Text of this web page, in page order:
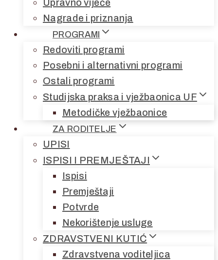
Upravno vijeće
Nagrade i priznanja
PROGRAMI
Redoviti programi
Posebni i alternativni programi
Ostali programi
Studijska praksa i vježbaonica UF
Metodičke vježbaonice
ZA RODITELJE
UPISI
ISPISI I PREMJEŠTAJI
Ispisi
Premještaji
Potvrde
Nekorištenje usluge
ZDRAVSTVENI KUTIĆ
Zdravstvena voditeljica